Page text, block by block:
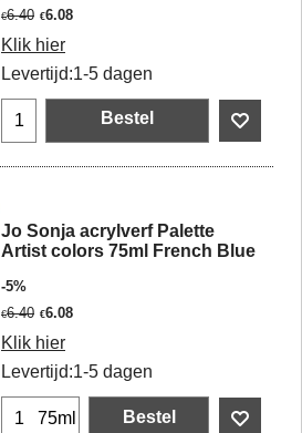
€6.40 €6.08
Klik hier
Levertijd:1-5 dagen
Bestel
Jo Sonja acrylverf Palette
Artist colors 75ml French Blue
-5%
€6.40 €6.08
Klik hier
Levertijd:1-5 dagen
75ml Bestel